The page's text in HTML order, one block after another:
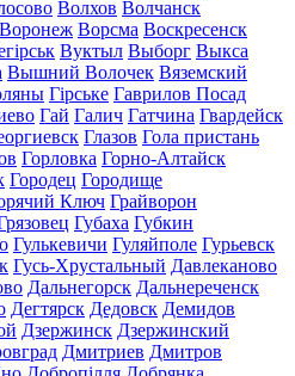
Волхов Волчанск
Воронеж Ворсма Воскресенск
Вуктыл Выборг Выкса
Вышний Волочек Вяземский
Гірське Гаврилов Посад
Гай Галич Гатчина Гвардейск
Глазов Гола пристань
Горловка Горно-Алтайск
Городец Городище
Ключ Грайворон
Губаха Губкин
Гулькевичи Гуляйполе Гурьевск
Гусь-Хрустальный Давлеканово
Дальнегорск Дальнереченск
Дегтярск Дедовск Демидов
Дзержинск Дзержинский
Дмитриев Дмитров